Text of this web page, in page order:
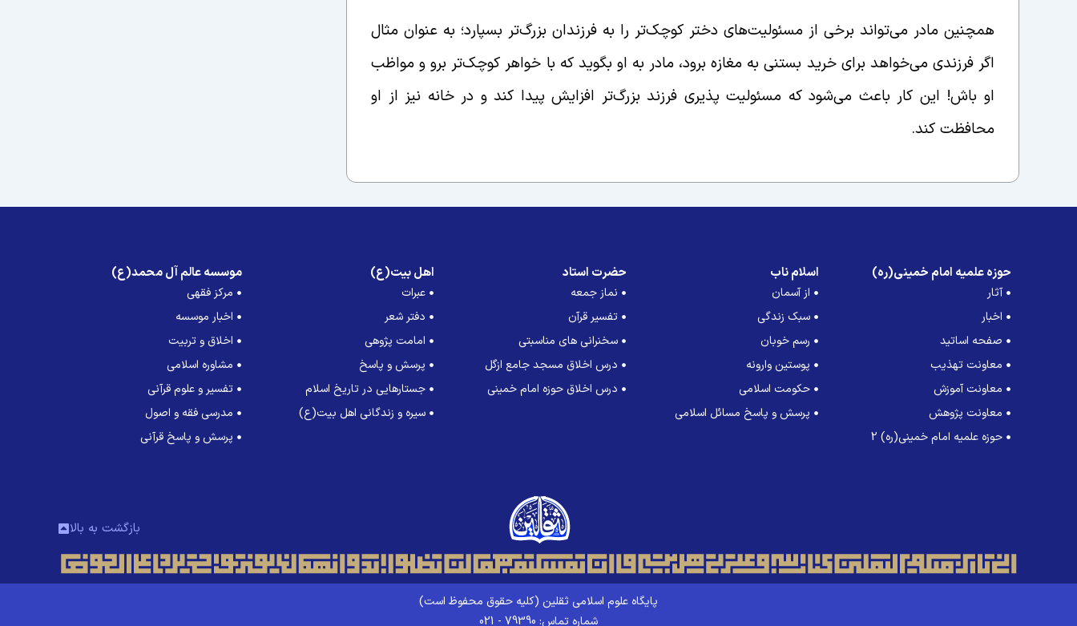
همچنین مادر می‌تواند برخی از مسئولیت‌های دختر کوچک‌تر را به فرزندان بزرگ‌تر بسپارد؛ به عنوان مثال
اگر فرزندی می‌خواهد برای خرید بستنی به مغازه برود، مادر به او بگوید که با خواهر کوچک‌تر برو و مواظب
او باش! این کار باعث می‌شود که مسئولیت پذیری فرزند بزرگ‌تر افزایش پیدا کند و در خانه نیز از او
محافظت کند.
حوزه علمیه امام خمینی(ره)
آثار
اخبار
صفحه اساتید
معاونت تهذیب
معاونت آموزش
معاونت پژوهش
حوزه علمیه امام خمینی(ره) 2
اسلام ناب
از آسمان
سبک زندگی
رسم خوبان
پوستین وارونه
حکومت اسلامی
پرسش و پاسخ مسائل اسلامی
حضرت استاد
نماز جمعه
تفسیر قرآن
سخنرانی های مناسبتی
درس اخلاق مسجد جامع ازگل
درس اخلاق حوزه امام خمینی
اهل بیت(ع)
عبرات
دفتر شعر
امامت پژوهی
پرسش و پاسخ
جستارهایی در تاریخ اسلام
سیره و زندگانی اهل بیت(ع)
موسسه عالم آل محمد(ع)
مرکز فقهی
اخبار موسسه
اخلاق و تربیت
مشاوره اسلامی
تفسیر و علوم قرآنی
مدرسی فقه و اصول
پرسش و پاسخ قرآنی
بازگشت به بالا
پایگاه علوم اسلامی ثقلین (کلیه حقوق محفوظ است)
شماره تماس: 79390 - 021